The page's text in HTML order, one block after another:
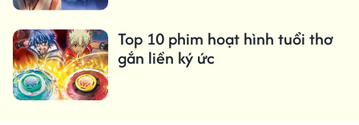
Top 10 phim hoạt hình tuổi thơ
gắn liền ký ức